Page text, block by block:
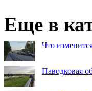
Еще в
Что
Паводковая